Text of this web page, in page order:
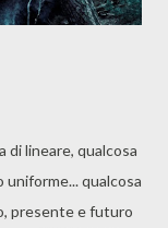
di lineare, qualcosa
qualcosa
presente e futuro